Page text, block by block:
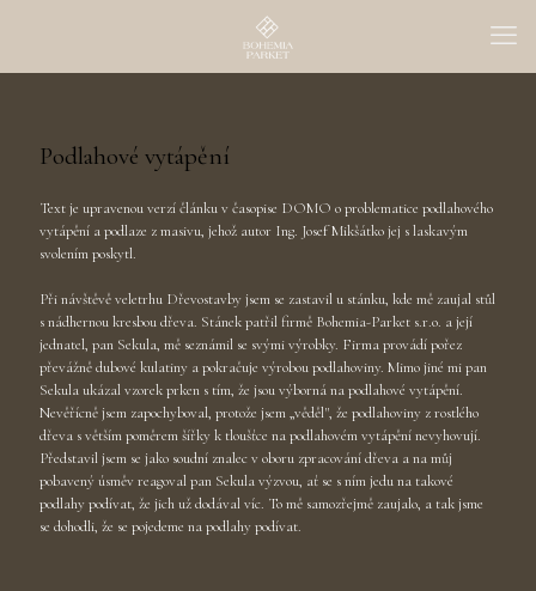
Podlahové vytápění
Text je upravenou verzí článku v časopise DOMO o problematice podlahového
vytápění a podlaze z masivu, jehož autor Ing. Josef Mikšátko jej s laskavým
svolením poskytl.
Při návštěvě veletrhu Dřevostavby jsem se zastavil u stánku, kde mě zaujal stůl
s nádhernou kresbou dřeva. Stánek patřil firmě Bohemia-Parket s.r.o. a její
jednatel, pan Sekula, mě seznámil se svými výrobky. Firma provádí pořez
převážně dubové kulatiny a pokračuje výrobou podlahoviny. Mimo jiné mi pan
Sekula ukázal vzorek prken s tím, že jsou výborná na podlahové vytápění.
Nevěřícně jsem zapochyboval, protože jsem „věděl", že podlahoviny z rostlého
dřeva s větším poměrem šířky k tloušťce na podlahovém vytápění nevyhovují.
Představil jsem se jako soudní znalec v oboru zpracování dřeva a na můj
pobavený úsměv reagoval pan Sekula výzvou, ať se s ním jedu na takové
podlahy podívat, že jich už dodával víc. To mě samozřejmě zaujalo, a tak jsme
se dohodli, že se pojedeme na podlahy podívat.